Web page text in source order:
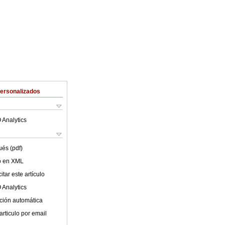
Analytics
(pdf)
en XML
este artículo
Analytics
automática
por email